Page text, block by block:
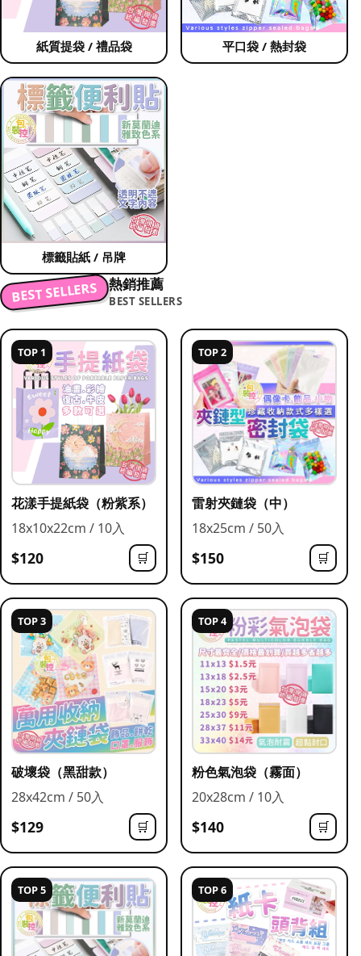
紙質提袋 / 禮品袋 平口袋 / 熱封袋
標籤貼紙 / 吊牌
BEST SELLERS 熱銷推薦
BEST SELLERS
TOP 1
花漾手提紙袋（粉紫系）
18x10x22cm / 10入
$120 🛒
TOP 2
雷射夾鏈袋（中）
18x25cm / 50入
$150 🛒
TOP 3
破壞袋（黑甜款）
28x42cm / 50入
$129 🛒
TOP 4
粉色氣泡袋（霧面）
20x28cm / 10入
$140 🛒
TOP 5 TOP 6